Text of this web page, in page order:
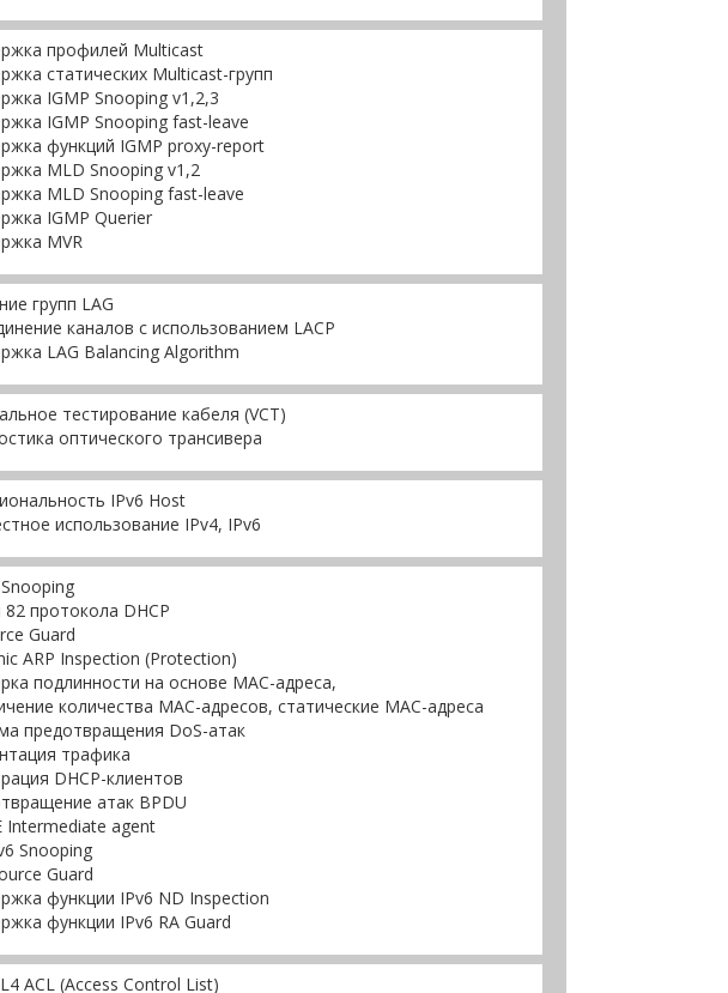
профилей Multicast
статических Multicast-групп
IGMP Snooping v1,2,3
IGMP Snooping fast-leave
функций IGMP proxy-report
MLD Snooping v1,2
MLD Snooping fast-leave
IGMP Querier
MVR
групп LAG
каналов с использованием LACP
LAG Balancing Algorithm
тестирование кабеля (VCT)
оптического трансивера
IPv6 Host
использование IPv4, IРv6
протокола DHCP
Guard
ARP Inspection (Protection)
подлинности на основе MAC-адреса,
количества MAC-адресов, статические MAC-адреса
предотвращения DoS-атак
трафика
DHCP-клиентов
атак BPDU
Intermediate agent
Snooping
Guard
функции IPv6 ND Inspection
функции IPv6 RA Guard
ACL (Access Control List)